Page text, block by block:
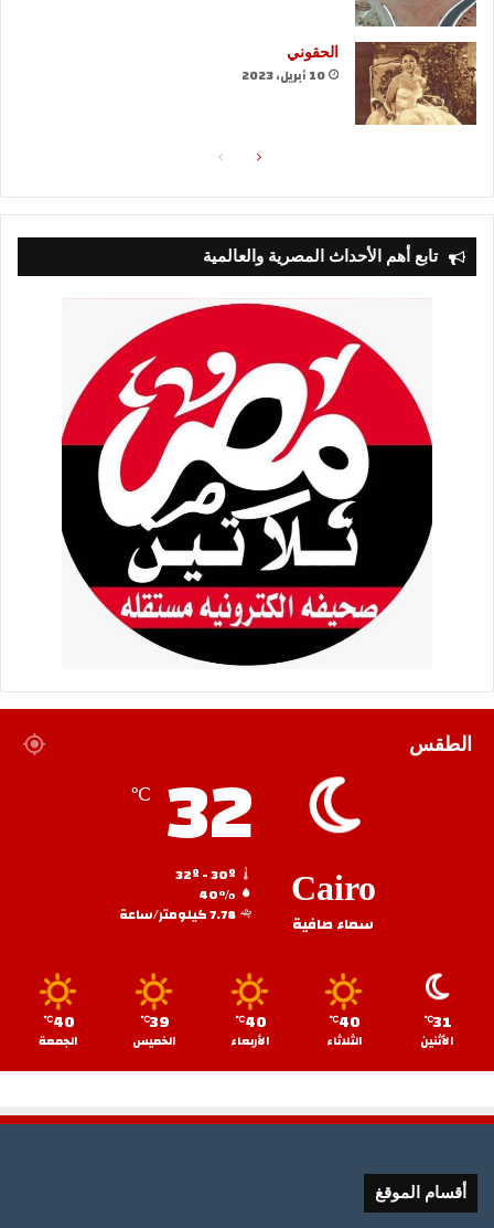
الحقوني
10 أبريل، 2023
الصفحةالصفحة
تابع أهم الأحداث المصرية والعالمية
الطقس
Cairo
سماء صافية
32
℃
40%
7.78 كيلومتر/ساعة
31
℃
الأثنين
40
℃
الثلاثاء
40
℃
الأربعاء
39
℃
الخميس
40
℃
الجمعة
أقسام الموقغ